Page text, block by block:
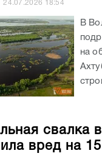
24.07.2026 18:54
В
на
свалка
вред на